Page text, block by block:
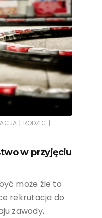
| RODZIC |
w przyjęciu
może źle to
rekrutacja do
zawody,